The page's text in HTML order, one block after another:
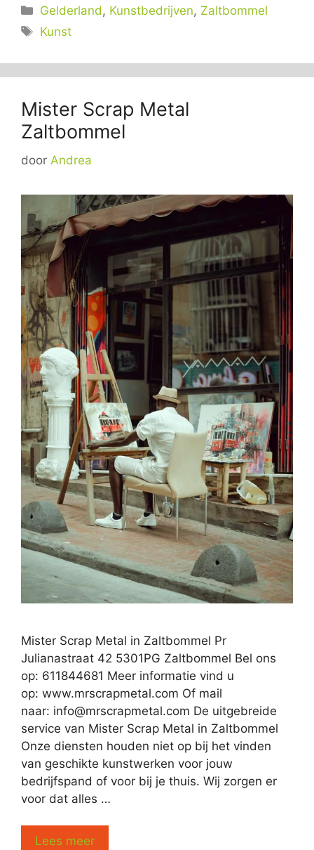
Categorieën
Gelderland, Kunstbedrijven, Zaltbommel
Tags
Kunst
Mister Scrap Metal
Zaltbommel
door Andrea
Mister Scrap Metal in Zaltbommel Pr
Julianastraat 42 5301PG Zaltbommel Bel ons
op: 611844681 Meer informatie vind u
op: www.mrscrapmetal.com Of mail
naar: info@mrscrapmetal.com De uitgebreide
service van Mister Scrap Metal in Zaltbommel
Onze diensten houden niet op bij het vinden
van geschikte kunstwerken voor jouw
bedrijfspand of voor bij je thuis. Wij zorgen er
voor dat alles …
Lees meer